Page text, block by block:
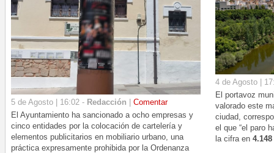
5 de Agosto | 16:02 - Redacción
Comentar
El Ayuntamiento ha sancionado a ocho empresas y
cinco entidades por la colocación de cartelería y
elementos publicitarios en mobiliario urbano, una
práctica expresamente prohibida por la Ordenanza
4 de Agosto |
El portavoz
valorado este
ciudad,
el que “el paro
la cifra en